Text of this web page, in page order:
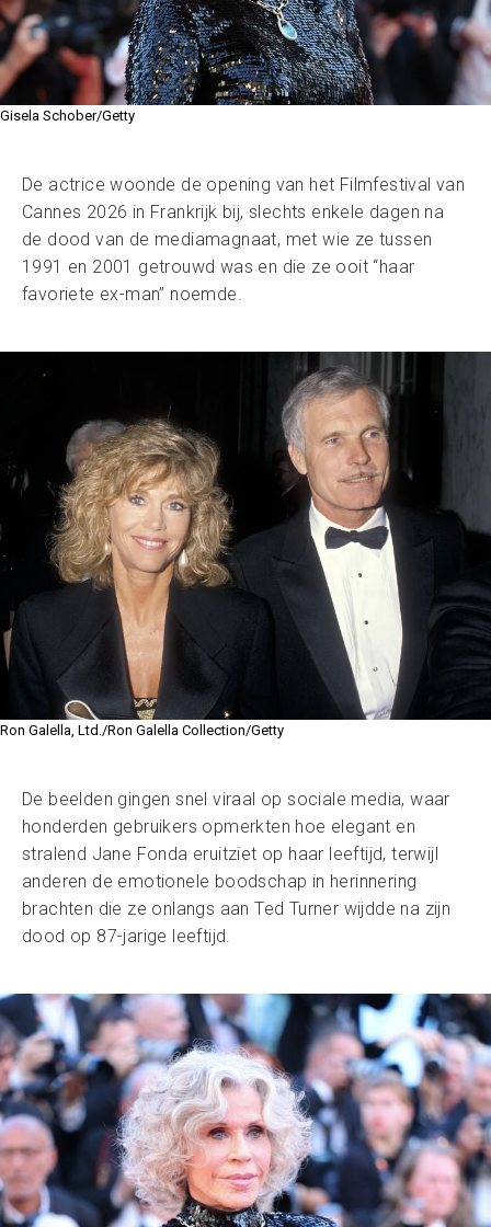
Gisela Schober/Getty
De actrice woonde de opening van het Filmfestival van
Cannes 2026 in Frankrijk bij, slechts enkele dagen na
de dood van de mediamagnaat, met wie ze tussen
1991 en 2001 getrouwd was en die ze ooit “haar
favoriete ex-man” noemde.
Ron Galella, Ltd./Ron Galella Collection/Getty
De beelden gingen snel viraal op sociale media, waar
honderden gebruikers opmerkten hoe elegant en
stralend Jane Fonda eruitziet op haar leeftijd, terwijl
anderen de emotionele boodschap in herinnering
brachten die ze onlangs aan Ted Turner wijdde na zijn
dood op 87-jarige leeftijd.